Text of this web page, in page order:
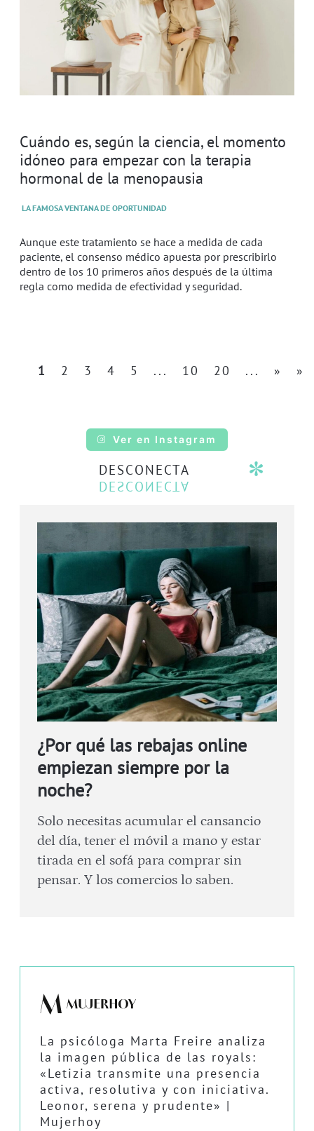
Cuándo es, según la ciencia, el momento
idóneo para empezar con la terapia
hormonal de la menopausia
LA FAMOSA VENTANA DE OPORTUNIDAD
Aunque este tratamiento se hace a medida de cada
paciente, el consenso médico apuesta por prescribirlo
dentro de los 10 primeros años después de la última
regla como medida de efectividad y seguridad.
1 2 3 4 5 ... 10 20 ... » »
Ver en Instagram
DESCONECTA
¿Por qué las rebajas online
empiezan siempre por la
noche?
Solo necesitas acumular el cansancio
del día, tener el móvil a mano y estar
tirada en el sofá para comprar sin
pensar. Y los comercios lo saben.
La psicóloga Marta Freire analiza
la imagen pública de las royals:
«Letizia transmite una presencia
activa, resolutiva y con iniciativa.
Leonor, serena y prudente» |
Mujerhoy